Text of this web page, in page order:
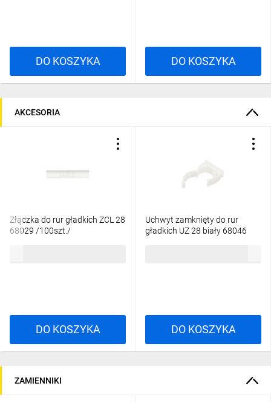
DO KOSZYKA DO KOSZYKA
AKCESORIA
Złączka do rur gładkich ZCL 28
68029 /100szt./
DO KOSZYKA
Uchwyt zamknięty do rur
gładkich UZ 28 biały 68046
DO KOSZYKA
ZAMIENNIKI